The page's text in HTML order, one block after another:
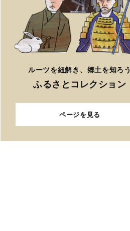
ルーツを紐解き、郷土を知ろう
ふるさとコレクション
ページを見る